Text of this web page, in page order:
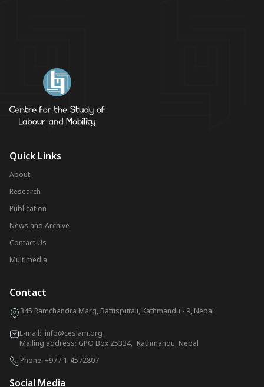
Quick Links
About
Research
Publication
News and Archive
Contact Us
Multimedia
Contact
345 Ramchandra Marg, Battisputali, Kathmandu - 9, Nepal
E-mail: info@ceslam.org ,
Mailing address: GPO Box 25334, Kathmandu, Nepal
Phone: +977-1-4572807
Social Media